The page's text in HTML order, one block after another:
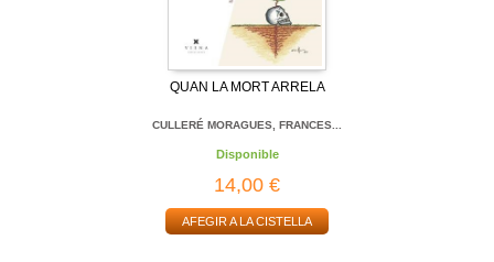
QUAN LA MORT ARRELA
CULLERÉ MORAGUES, FRANCES...
Disponible
14,00 €
AFEGIR A LA CISTELLA